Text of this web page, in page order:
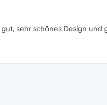
sehr schönes Design und